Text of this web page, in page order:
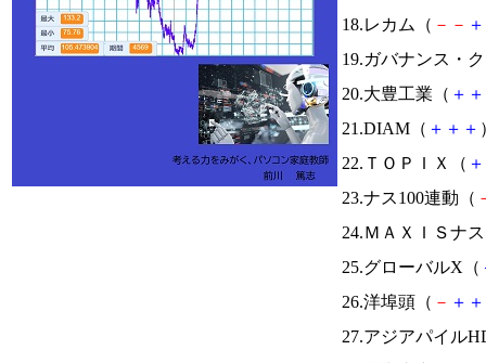
18.レカム（ － － ＋
19.ガバナンス・
20.大豊工業（ ＋ ＋
21.DIAM（ ＋ ＋ ＋
22.ＴＯＰＩＸ（ ＋
23.ナス100連動（
24.ＭＡＸＩＳナ
25.グローバルX（
26.洋埠頭（ － ＋ ＋
27.アジアパイル